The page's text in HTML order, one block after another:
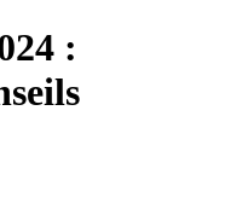
: